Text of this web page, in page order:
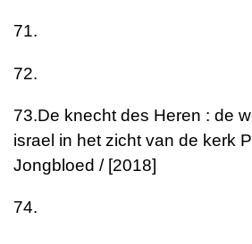
71.
72.
73.De knecht des Heren : de
israel in het zicht van de kerk
Jongbloed / [2018]
74.